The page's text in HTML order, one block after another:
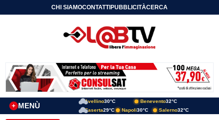
CHI SIAMOCONTATTIPUBBLICITÀCERCA
MENÙ
+
Avellino30°C Benevento32°C
Caserta29°C Napoli30°C Salerno32°C